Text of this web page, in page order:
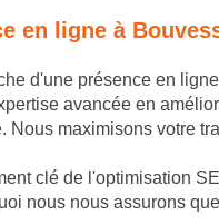
en ligne à
d'une présence en
avancée en
Nous maximisons votre
clé de l'optimisation
nous nous assurons